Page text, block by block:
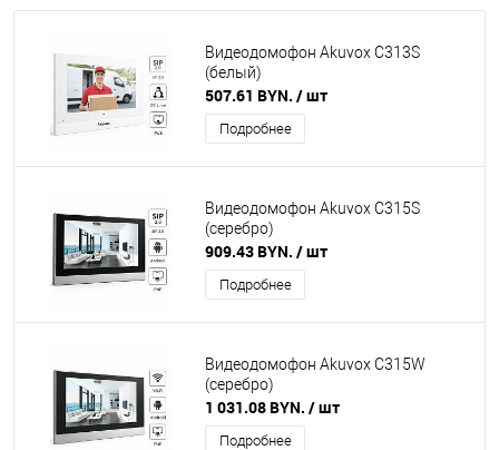
Видеодомофон Akuvox C313S
(белый)
507.61 BYN. / шт
Подробнее
Видеодомофон Akuvox C315S
(серебро)
909.43 BYN. / шт
Подробнее
Видеодомофон Akuvox C315W
(серебро)
1 031.08 BYN. / шт
Подробнее